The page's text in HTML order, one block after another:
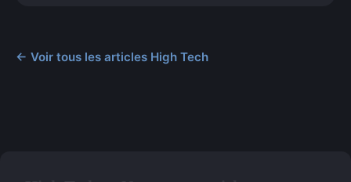
← Voir tous les articles High Tech